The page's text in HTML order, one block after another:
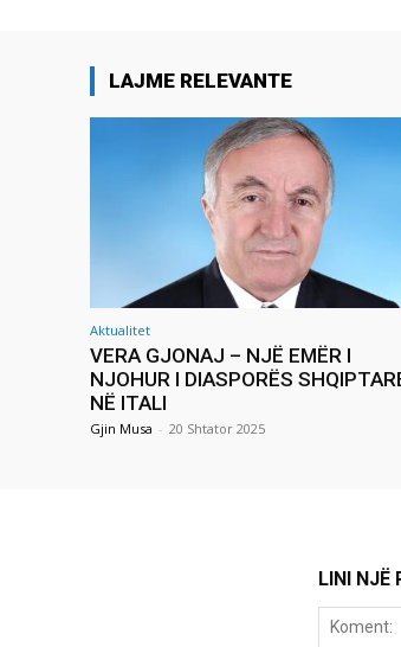
LAJME RELEVANTE
Aktualitet
VERA GJONAJ – NJË EMËR I
NJOHUR I DIASPORËS
NË ITALI
Gjin Musa - 20 Shtator 2025
LINI NJË